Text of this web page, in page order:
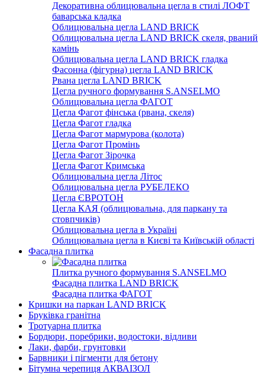
Декоративна облицювальна цегла в стилі ЛОФТ
баварська кладка
Облицювальна цегла LAND BRICK
Облицювальна цегла LAND BRICK скеля, рваний
камінь
Облицювальна цегла LAND BRICK гладка
Фасонна (фігурна) цегла LAND BRICK
Рвана цегла LAND BRICK
Цегла ручного формування S.ANSELMO
Облицювальна цегла ФАГОТ
Цегла Фагот фінська (рвана, скеля)
Цегла Фагот гладка
Цегла Фагот мармурова (колота)
Цегла Фагот Промінь
Цегла Фагот Зірочка
Цегла Фагот Кримська
Облицювальна цегла Літос
Облицювальна цегла РУБЕЛЕКО
Цегла ЄВРОТОН
Цегла КАЯ (облицювальна, для паркану та
стовпчиків)
Облицювальна цегла в Україні
Облицювальна цегла в Києві та Київській області
Фасадна плитка
Плитка ручного формування S.ANSELMO
Фасадна плитка LAND BRICK
Фасадна плитка ФАГОТ
Кришки на паркан LAND BRICK
Бруківка гранітна
Тротуарна плитка
Бордюри, поребрики, водостоки, відливи
Лаки, фарби, грунтовки
Барвники і пігменти для бетону
Бітумна черепиця АКВАІЗОЛ